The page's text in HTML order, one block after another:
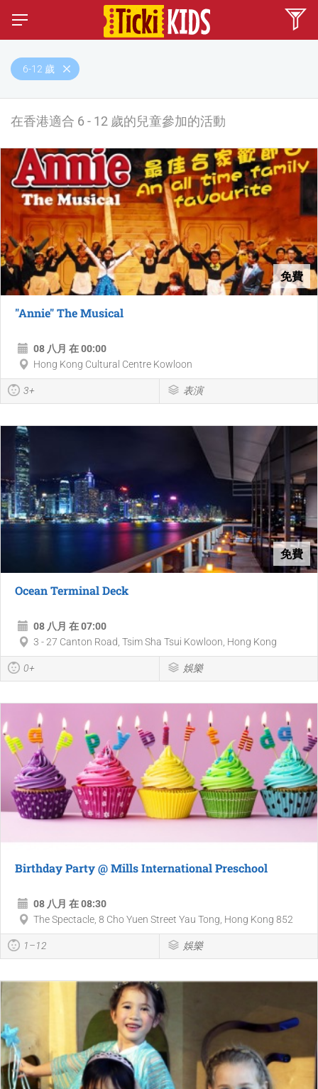
6-12 歲
在香港適合 6 - 12 歲的兒童參加的活動
免費
"Annie" The Musical
08 八月 在 00:00
Hong Kong Cultural Centre Kowloon
3+ 表演
免費
Ocean Terminal Deck
08 八月 在 07:00
3 - 27 Canton Road, Tsim Sha Tsui Kowloon, Hong Kong
0+ 娛樂
Birthday Party @ Mills International Preschool
08 八月 在 08:30
The Spectacle, 8 Cho Yuen Street Yau Tong, Hong Kong 852
1–12 娛樂